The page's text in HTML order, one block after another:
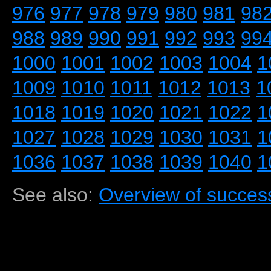
976 977 978 979 980 981
988 989 990 991 992 993
1000 1001 1002 1003 1004
1009 1010 1011 1012 1013
1018 1019 1020 1021 1022
1027 1028 1029 1030 1031
1036 1037 1038 1039 1040
See also: Overview of